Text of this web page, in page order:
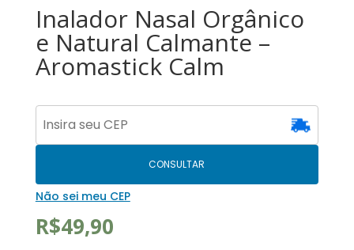
Inalador Nasal Orgânico
e Natural Calmante –
Aromastick Calm
CONSULTAR
Não sei meu CEP
R$49,90